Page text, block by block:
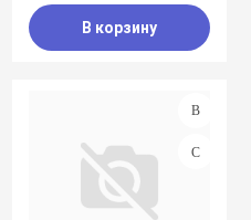
В корзину